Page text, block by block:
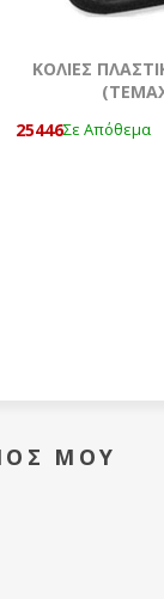
KOΛΙΕΣ
25446Σε Απόθεμα
ΜΟΥ